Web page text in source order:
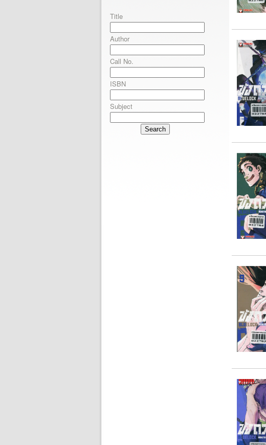
Title
Author
Call No.
ISBN
Subject
Search